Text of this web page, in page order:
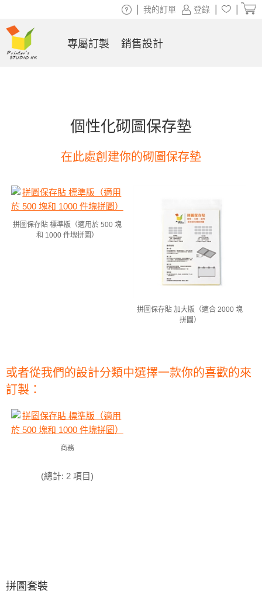
個性化砌圖保存墊
在此處創建你的砌圖保存墊
拼圖保存貼 標準版（適用於 500 塊
和 1000 件塊拼圖）
拼圖保存貼 加大版（適合 2000 塊
拼圖）
或者從我們的設計分類中選擇一款你的喜歡的來
訂製：
商務
(總計: 2 項目)
拼圖套裝
登錄
我的訂單
專屬訂製 銷售設計